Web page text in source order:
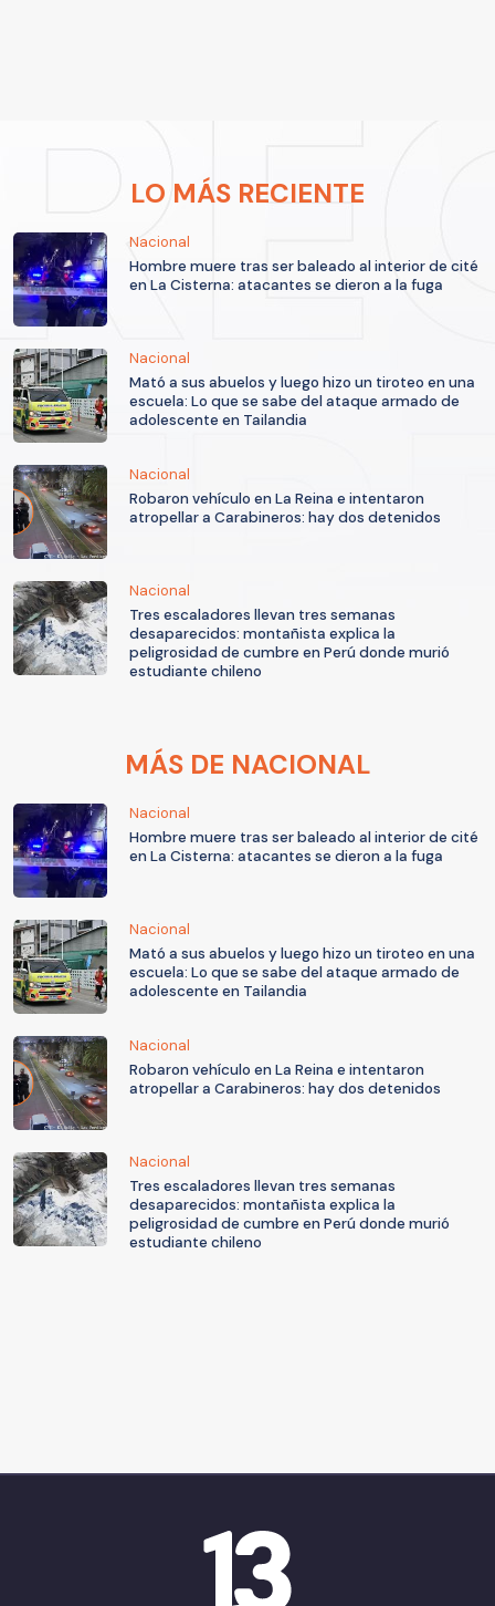
LO MÁS RECIENTE
Nacional
Hombre muere tras ser baleado al interior de cité
en La Cisterna: atacantes se dieron a la fuga
Nacional
Mató a sus abuelos y luego hizo un tiroteo en una
escuela: Lo que se sabe del ataque armado de
adolescente en Tailandia
Nacional
Robaron vehículo en La Reina e intentaron
atropellar a Carabineros: hay dos detenidos
Nacional
Tres escaladores llevan tres semanas
desaparecidos: montañista explica la
peligrosidad de cumbre en Perú donde murió
estudiante chileno
MÁS DE NACIONAL
Nacional
Hombre muere tras ser baleado al interior de cité
en La Cisterna: atacantes se dieron a la fuga
Nacional
Mató a sus abuelos y luego hizo un tiroteo en una
escuela: Lo que se sabe del ataque armado de
adolescente en Tailandia
Nacional
Robaron vehículo en La Reina e intentaron
atropellar a Carabineros: hay dos detenidos
Nacional
Tres escaladores llevan tres semanas
desaparecidos: montañista explica la
peligrosidad de cumbre en Perú donde murió
estudiante chileno